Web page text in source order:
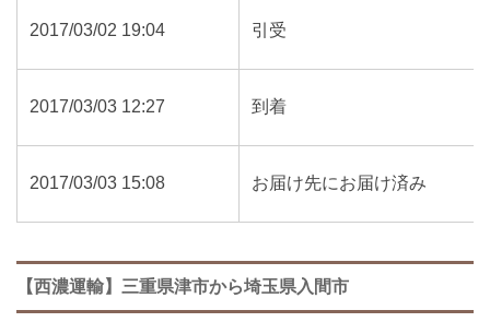
2017/03/02 19:04 引受
2017/03/03 12:27 到着
2017/03/03 15:08 お届け先にお届け済み
【西濃運輸】三重県津市から埼玉県入間市